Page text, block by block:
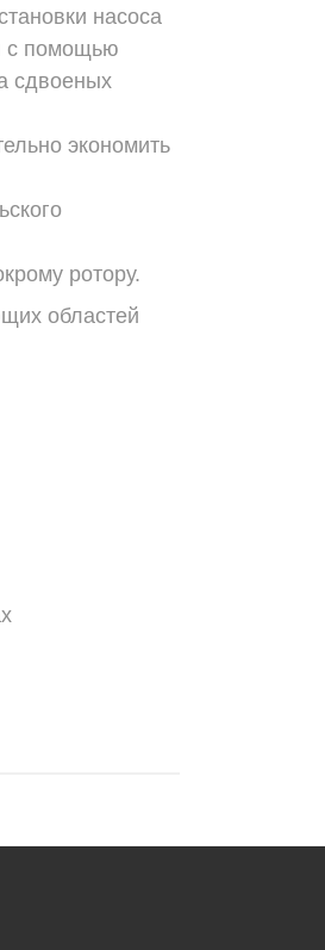
насоса
с помощью
сдвоеных
экономить
ротору.
областей